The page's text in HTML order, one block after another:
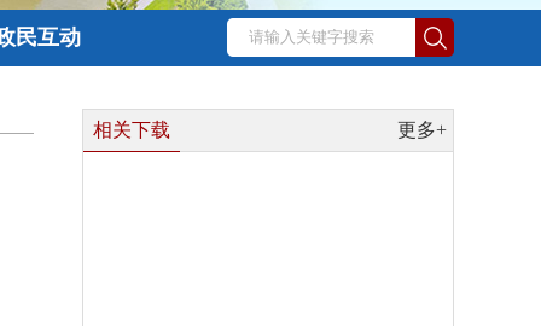
民互动
相关下载 更多+